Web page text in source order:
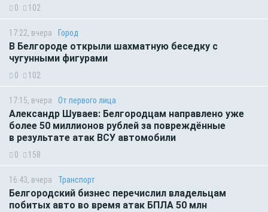
0 102
17:22, вчера Город
В Белгороде открыли шахматную беседку с
чугунными фигурами
0 102
17:15, вчера От первого лица
Александр Шуваев: Белгородцам направлено уже
более 50 миллионов рублей за повреждённые
в результате атак ВСУ автомобили
0 158
16:43, вчера Транспорт
Белгородский бизнес перечислил владельцам
побитых авто во время атак БПЛА 50 млн